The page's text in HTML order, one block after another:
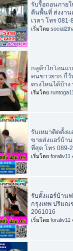
รับรื้อถอนภาย
คืนพื้นที่ ส่งงาน
เวลา โทร 081-
เริ่มโดย
กลูต้าไธโอนแ
คนขาวยาก กี่วั
ตรงไหนได้บ้าง
เริ่มโดย
รับเหมาติดตั้งแ
ขายส่งแอร์บ้า
ที่สุด โทร 089-
เริ่มโดย foraliv11
รับตั้งแอร์บ้าน
กรุงเทพ ปริมณ
2061016
เริ่มโดย foraliv11